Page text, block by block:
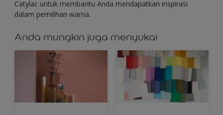
Catylac untuk membantu Anda mendapatkan inspirasi
dalam pemilihan warna.
Anda mungkin juga menyukai